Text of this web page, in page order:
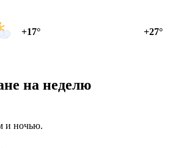
+17° +27°
на неделю
и ночью.